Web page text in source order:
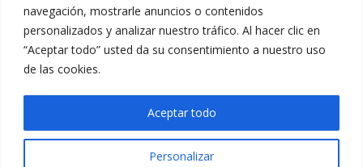
navegación, mostrarle anuncios o contenidos
personalizados y analizar nuestro tráfico. Al hacer clic en
“Aceptar todo” usted da su consentimiento a nuestro uso
de las cookies.
Personalizar
Aceptar todo
968 25 01 20
C/ Huerto de las bombas nº6. 30009 Murcia
Privacidad|